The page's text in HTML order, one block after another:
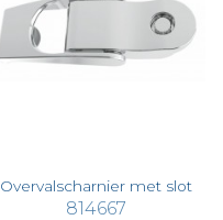
Overvalscharnier met slot
814667